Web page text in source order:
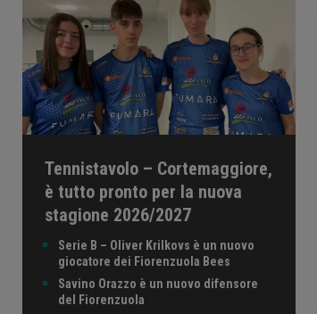
Tennistavolo – Cortemaggiore,
è tutto pronto per la nuova
stagione 2026/2027
Serie B – Oliver Krilkovs è un nuovo
giocatore dei Fiorenzuola Bees
Savino Orazzo è un nuovo difensore
del Fiorenzuola